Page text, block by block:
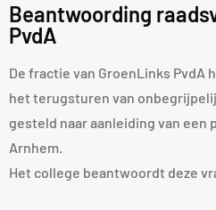
Beantwoording
PvdA
De fractie van GroenLinks PvdA
het terugsturen van
gesteld naar aanleiding van een
Arnhem.
Het college beantwoordt deze